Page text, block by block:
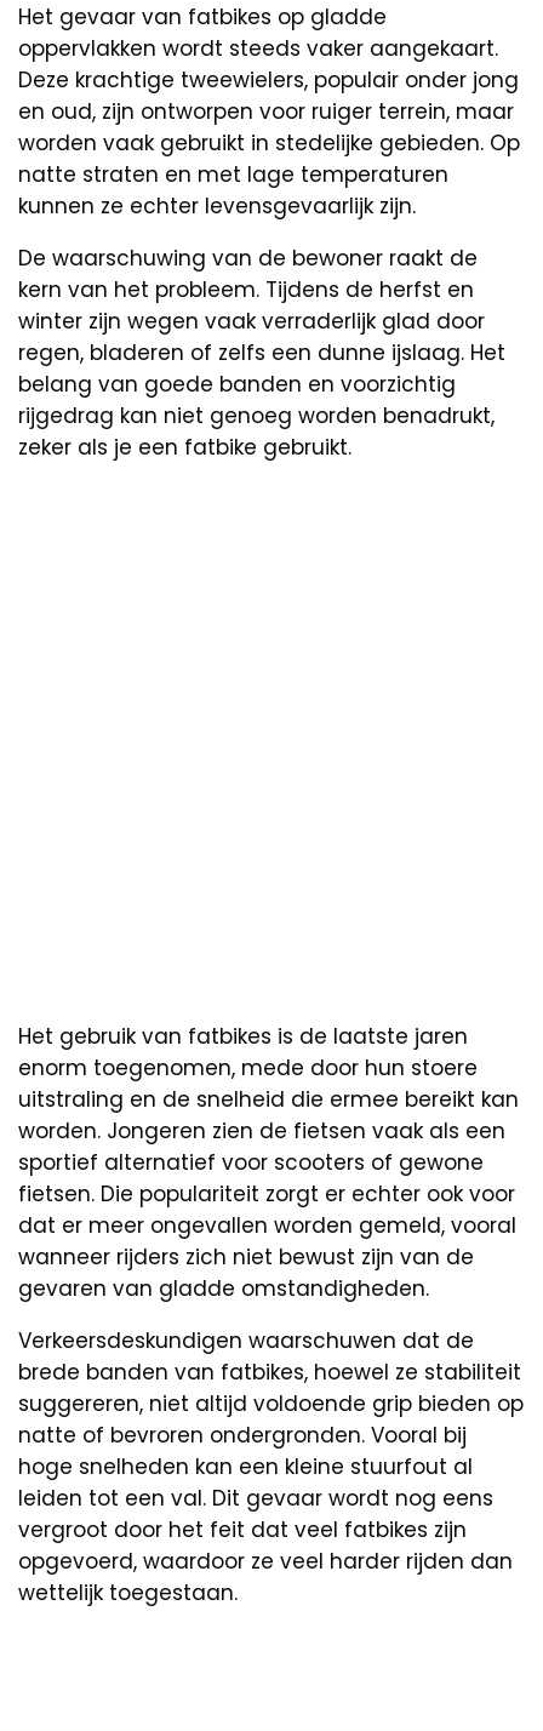
Het gevaar van fatbikes op gladde
oppervlakken wordt steeds vaker aangekaart.
Deze krachtige tweewielers, populair onder jong
en oud, zijn ontworpen voor ruiger terrein, maar
worden vaak gebruikt in stedelijke gebieden. Op
natte straten en met lage temperaturen
kunnen ze echter levensgevaarlijk zijn.
De waarschuwing van de bewoner raakt de
kern van het probleem. Tijdens de herfst en
winter zijn wegen vaak verraderlijk glad door
regen, bladeren of zelfs een dunne ijslaag. Het
belang van goede banden en voorzichtig
rijgedrag kan niet genoeg worden benadrukt,
zeker als je een fatbike gebruikt.
Het gebruik van fatbikes is de laatste jaren
enorm toegenomen, mede door hun stoere
uitstraling en de snelheid die ermee bereikt kan
worden. Jongeren zien de fietsen vaak als een
sportief alternatief voor scooters of gewone
fietsen. Die populariteit zorgt er echter ook voor
dat er meer ongevallen worden gemeld, vooral
wanneer rijders zich niet bewust zijn van de
gevaren van gladde omstandigheden.
Verkeersdeskundigen waarschuwen dat de
brede banden van fatbikes, hoewel ze stabiliteit
suggereren, niet altijd voldoende grip bieden op
natte of bevroren ondergronden. Vooral bij
hoge snelheden kan een kleine stuurfout al
leiden tot een val. Dit gevaar wordt nog eens
vergroot door het feit dat veel fatbikes zijn
opgevoerd, waardoor ze veel harder rijden dan
wettelijk toegestaan.